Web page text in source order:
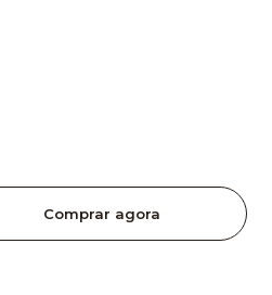
Comprar agora